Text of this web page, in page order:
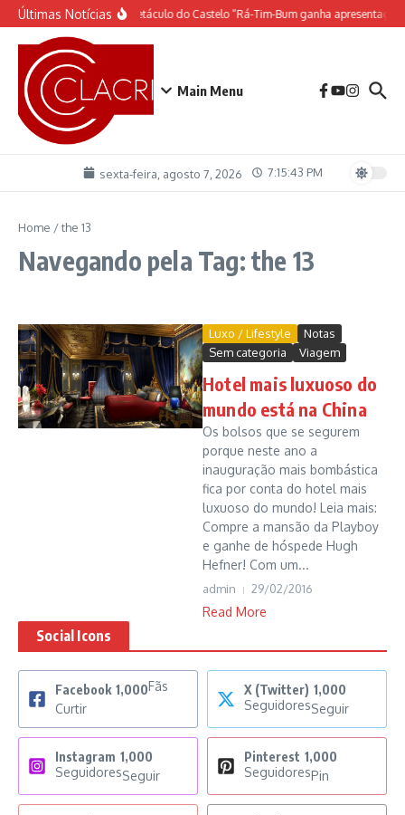
Ir para o conteúdo
Últimas NotíciasO espetáculo do Castelo “Rá-Tim-Bum ganha
Main Menu
sexta-feira, agosto 7, 2026 7:15:43 PM
Home /the 13
Navegando pela Tag: the 13
Luxo / Lifestyle
Notas
Sem categoria
Viagem
Hotel mais luxuoso do
mundo está na China
Os bolsos que se segurem
porque neste ano a
inauguração mais bombástica
fica por conta do hotel mais
luxuoso do mundo! Leia mais:
Compre a mansão da Playboy
e ganhe de hóspede Hugh
Hefner! Com um...
admin 29/02/2016
Read More
Social Icons
Facebook 1,000Fãs
Curtir
X (Twitter) 1,000
SeguidoresSeguir
Instagram 1,000
SeguidoresSeguir
Pinterest 1,000
SeguidoresPin